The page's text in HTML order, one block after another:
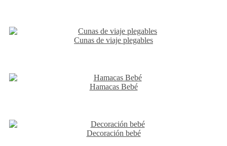
Cunas de viaje plegables
Hamacas Bebé
Decoración bebé